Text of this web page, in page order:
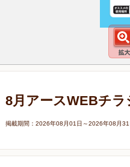
8月アースWEBチラ
掲載期間：2026年08月01日～2026年08月31